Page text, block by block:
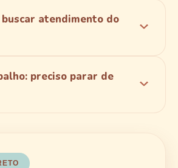
atendimento do
preciso parar de